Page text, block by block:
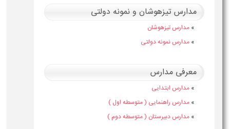
مدارس تیزهوشان و نمونه دولتی
» مدارس تیزهوشان
» مدارس نمونه دولتی
معرفی مدارس
» مدارس ابتدایی
» مدارس راهنمایی ( متوسطه اول )
» مدارس دبیرستان ( متوسطه دوم )